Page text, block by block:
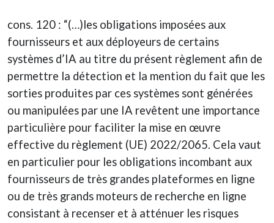
cons. 120 : “(…)les obligations imposées aux
fournisseurs et aux déployeurs de certains
systèmes d’IA au titre du présent règlement afin de
permettre la détection et la mention du fait que les
sorties produites par ces systèmes sont générées
ou manipulées par une IA revêtent une importance
particulière pour faciliter la mise en œuvre
effective du règlement (UE) 2022/2065. Cela vaut
en particulier pour les obligations incombant aux
fournisseurs de très grandes plateformes en ligne
ou de très grands moteurs de recherche en ligne
consistant à recenser et à atténuer les risques